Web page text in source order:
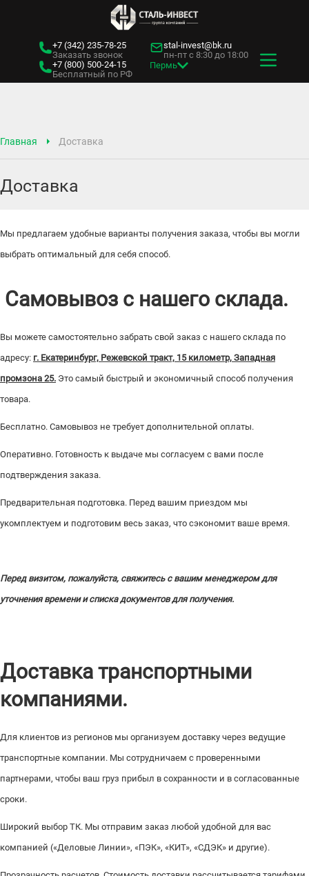
+7 (342) 235-78-25
Заказать звонок
+7 (800) 500-24-15
Бесплатный по РФ
stal-invest@bk.ru
пн-пт с 8:30 до 18:00
Пермь
Главная Доставка
Доставка
Мы предлагаем удобные варианты получения заказа, чтобы вы могли
выбрать оптимальный для себя способ.
Самовывоз с нашего склада.
Вы можете самостоятельно забрать свой заказ с нашего склада по
адресу: г. Екатеринбург, Режевской тракт, 15 километр, Западная
промзона 25. Это самый быстрый и экономичный способ получения
товара.
Бесплатно. Самовывоз не требует дополнительной оплаты.
Оперативно. Готовность к выдаче мы согласуем с вами после
подтверждения заказа.
Предварительная подготовка. Перед вашим приездом мы
укомплектуем и подготовим весь заказ, что сэкономит ваше время.
Перед визитом, пожалуйста, свяжитесь с вашим менеджером для
уточнения времени и списка документов для получения.
Доставка транспортными
компаниями.
Для клиентов из регионов мы организуем доставку через ведущие
транспортные компании. Мы сотрудничаем с проверенными
партнерами, чтобы ваш груз прибыл в сохранности и в согласованные
сроки.
Широкий выбор ТК. Мы отправим заказ любой удобной для вас
компанией («Деловые Линии», «ПЭК», «КИТ», «СДЭК» и другие).